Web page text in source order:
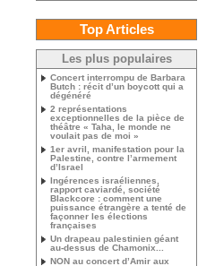
Top Articles
Les plus populaires
Concert interrompu de Barbara
Butch : récit d’un boycott qui a
dégénéré
2 représentations
exceptionnelles de la pièce de
théâtre « Taha, le monde ne
voulait pas de moi »
1er avril, manifestation pour la
Palestine, contre l’armement
d’Israel
Ingérences israéliennes,
rapport caviardé, société
Blackcore : comment une
puissance étrangère a tenté de
façonner les élections
françaises
Un drapeau palestinien géant
au-dessus de Chamonix...
NON au concert d’Amir aux